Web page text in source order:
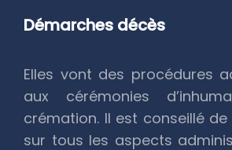
Démarches décès
Elles vont des procédures
aux cérémonies
crémation. Il est conseillé
sur tous les aspects